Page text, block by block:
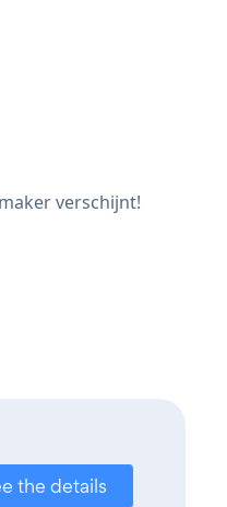
verschijnt!
the details